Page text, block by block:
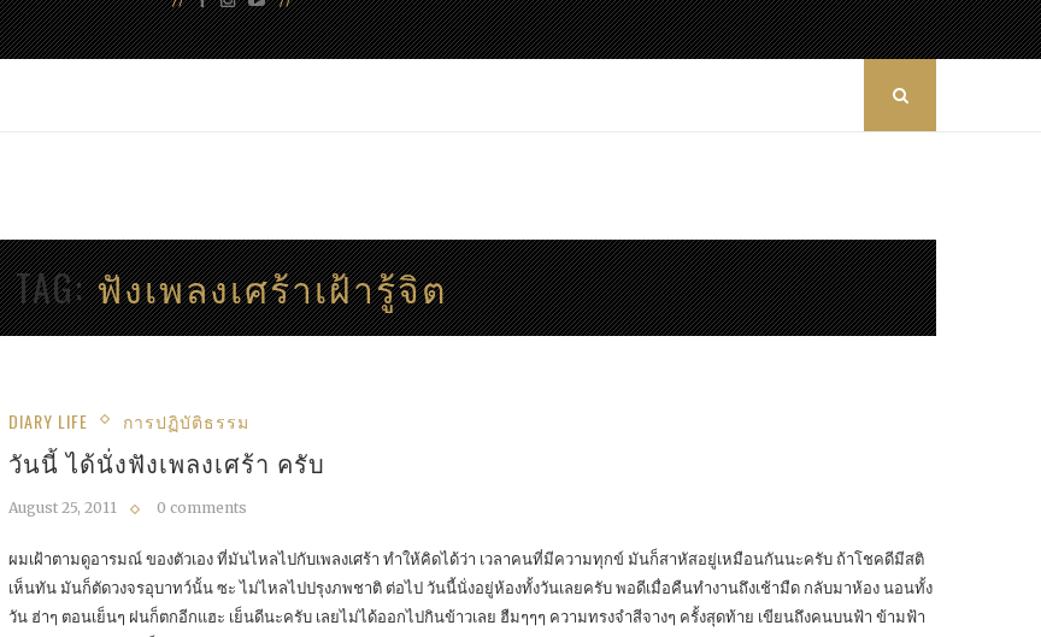
TAG ฟังเพลงเศร้าเฝ้ารู้จิต
DIARY LIFE การปฏิบัติธรรม
วันนี้ ได้นั่งฟังเพลงเศร้า ครับ
August 25, 2011 0 comments
ผมเฝ้าตามดูอารมณ์ ของตัวเอง ที่มันไหลไปกับเพลงเศร้า ทำให้คิดได้ว่า เวลาคนที่มีความทุกข์ มันก็สาหัสอยู่เหมือนกันนะครับ ถ้าโชคดีมีสติ
เห็นทัน มันก็ตัดวงจรอุบาทว์นั้น ซะ ไม่ไหลไปปรุงภพชาติ ต่อไป วันนี้นั่งอยู่ห้องทั้งวันเลยครับ พอดีเมื่อคืนทำงานถึงเช้ามืด กลับมาห้อง นอนทั้ง
วัน ฮ่าๆ ตอนเย็นๆ ฝนก็ตกอีกแฮะ เย็นดีนะครับ เลยไม่ได้ออกไปกินข้าวเลย ฮืมๆๆๆ ความทรงจำสีจางๆ ครั้งสุดท้าย เขียนถึงคนบนฟ้า ข้ามฟ้า